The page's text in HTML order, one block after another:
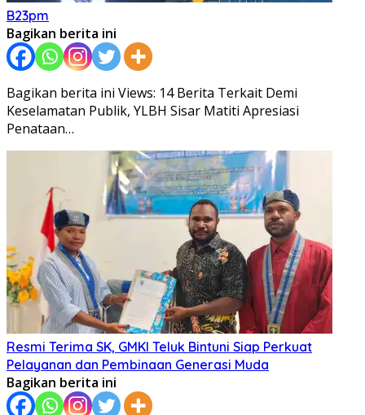
B23pm
Bagikan berita ini
Bagikan berita ini Views: 14 Berita Terkait Demi
Keselamatan Publik, YLBH Sisar Matiti Apresiasi
Penataan…
Resmi Terima SK, GMKI Teluk Bintuni Siap Perkuat
Pelayanan dan Pembinaan Generasi Muda
Bagikan berita ini